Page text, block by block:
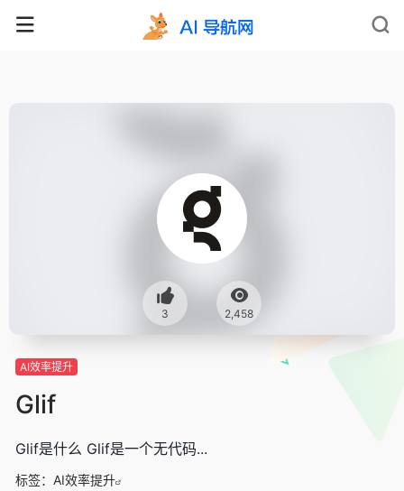
3 2,458
AI效率提升
Glif
Glif是什么 Glif是一个无代码...
标签： AI效率提升